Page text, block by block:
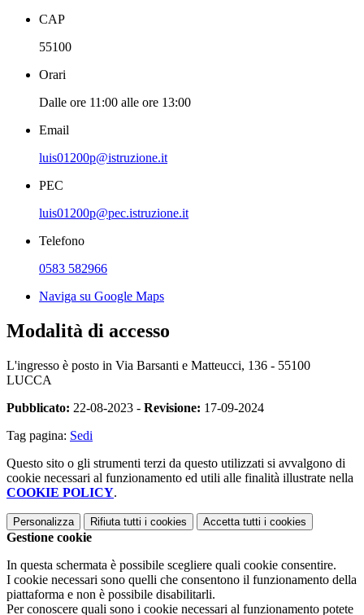
CAP
55100
Orari
Dalle ore 11:00 alle ore 13:00
Email
luis01200p@istruzione.it
PEC
luis01200p@pec.istruzione.it
Telefono
0583 582966
Naviga su Google Maps
Modalità di accesso
L'ingresso è posto in Via Barsanti e Matteucci, 136 - 55100
LUCCA
Pubblicato: 22-08-2023 - Revisione: 17-09-2024
Tag pagina: Sedi
Questo sito o gli strumenti terzi da questo utilizzati si avvalgono di
cookie necessari al funzionamento ed utili alle finalità illustrate nella
COOKIE POLICY.
Personalizza Rifiuta tutti i cookies Accetta tutti i cookies
Gestione cookie
In questa schermata è possibile scegliere quali cookie consentire.
I cookie necessari sono quelli che consentono il funzionamento della
piattaforma e non è possibile disabilitarli.
Per conoscere quali sono i cookie necessari al funzionamento potete